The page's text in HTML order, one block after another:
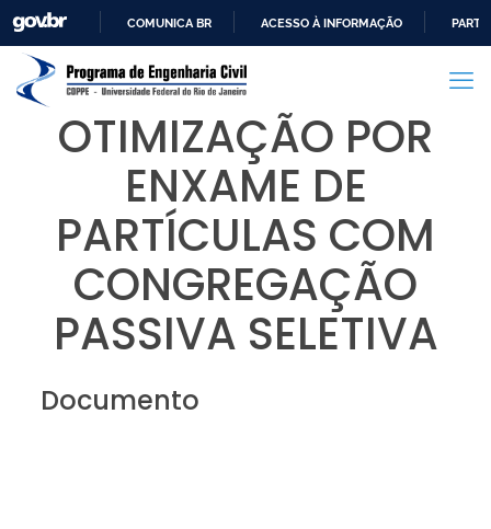
PARA
CONTEÚDO
COMUNICA BR ACESSO À INFORMAÇÃO
OTIMIZAÇÃO POR
ENXAME DE
PARTÍCULAS COM
CONGREGAÇÃO
PASSIVA SELETIVA
Documento